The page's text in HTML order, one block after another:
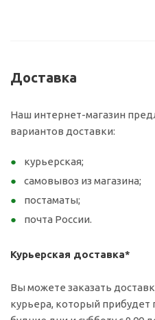
Доставка
Наш интернет-магазин
вариантов доставки:
курьерская;
самовывоз из магазина;
постаматы;
почта России.
Курьерская доставка*
Вы можете заказать
курьера, который прибудет